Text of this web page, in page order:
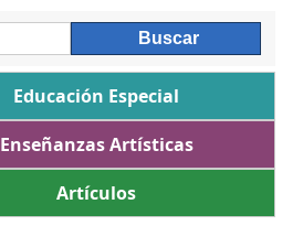
Educación Especial
Enseñanzas Artísticas
Artículos